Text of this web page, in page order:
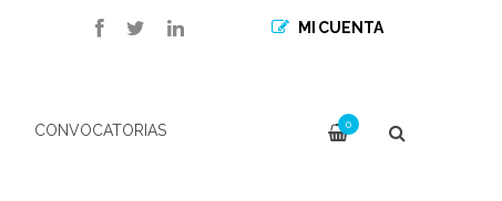
MI CUENTA
CONVOCATORIAS 0